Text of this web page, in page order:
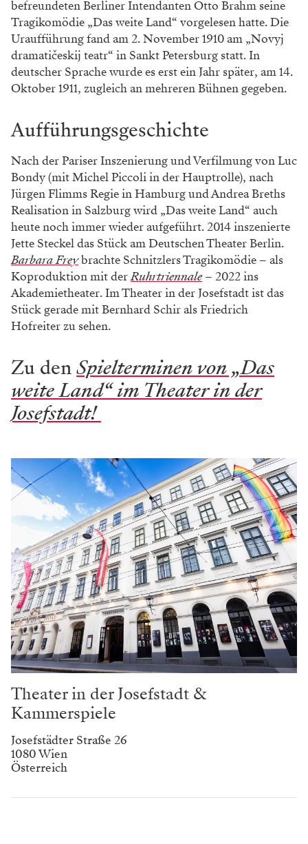
befreundeten Berliner Intendanten Otto Brahm seine
Tragikomödie „Das weite Land“ vorgelesen hatte. Die
Uraufführung fand am 2. November 1910 am „Novyj
dramatičeskij teatr“ in Sankt Petersburg statt. In
deutscher Sprache wurde es erst ein Jahr später, am 14.
Oktober 1911, zugleich an mehreren Bühnen gegeben.
Aufführungsgeschichte
Nach der Pariser Inszenierung und Verfilmung von Luc
Bondy (mit Michel Piccoli in der Hauptrolle), nach
Jürgen Flimms Regie in Hamburg und Andrea Breths
Realisation in Salzburg wird „Das weite Land“ auch
heute noch immer wieder aufgeführt. 2014 inszenierte
Jette Steckel das Stück am Deutschen Theater Berlin.
Barbara Freybrachte Schnitzlers Tragikomödie – als
Koproduktion mit derRuhrtriennale– 2022 ins
Akademietheater. Im Theater in der Josefstadt ist das
Stück gerade mit Bernhard Schir als Friedrich
Hofreiter zu sehen.
Zu denSpielterminen von „Das
weite Land“ im Theater in der
Josefstadt!
Theater in der Josefstadt &
Kammerspiele
Josefstädter Straße 26
1080 Wien
Österreich